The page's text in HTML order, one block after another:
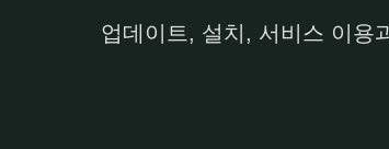
업데이트, 설치, 서비스 이용